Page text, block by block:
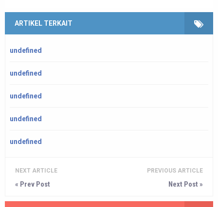
ARTIKEL TERKAIT
undefined
undefined
undefined
undefined
undefined
NEXT ARTICLE
« Prev Post
PREVIOUS ARTICLE
Next Post »